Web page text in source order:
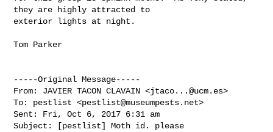
they are highly attracted to
exterior lights at night.
Tom Parker
-----Original Message-----
From: JAVIER TACON CLAVAIN <jtaco...@ucm.es>
To: pestlist <pestlist@museumpests.net>
Sent: Fri, Oct 6, 2017 6:31 am
Subject: [pestlist] Moth id. please